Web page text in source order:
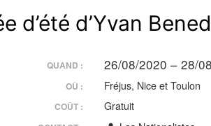
d’été d’Yvan
QUAND : 26/08/2020 – 28/
OÙ : Fréjus, Nice et Toulon
COÛT : Gratuit